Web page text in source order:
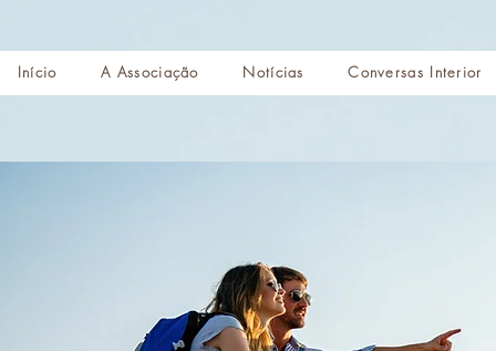
Início A Associação Notícias Conversas Interior